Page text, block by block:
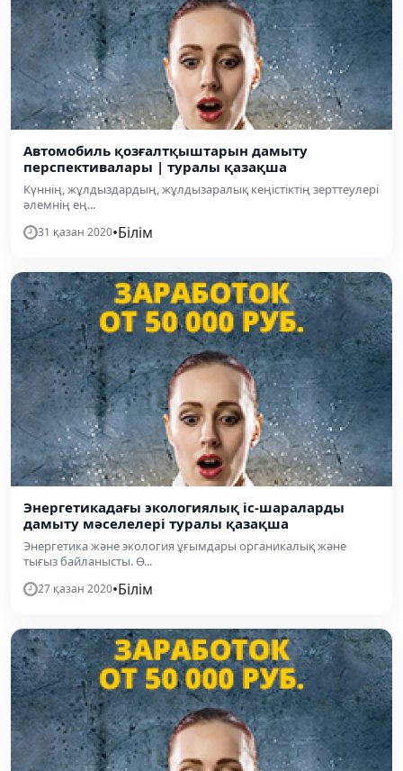
Автомобиль қозғалтқыштарын дамыту
перспективалары | туралы қазақша
Күннің, жұлдыздардың, жұлдызаралық кеңістіктің зерттеулері
әлемнің ең...
31 қазан 2020•Білім
Энергетикадағы экологиялық іс-шараларды
дамыту мәселелері туралы қазақша
Энергетика және экология ұғымдары органикалық және
тығыз байланысты. Ө...
27 қазан 2020•Білім